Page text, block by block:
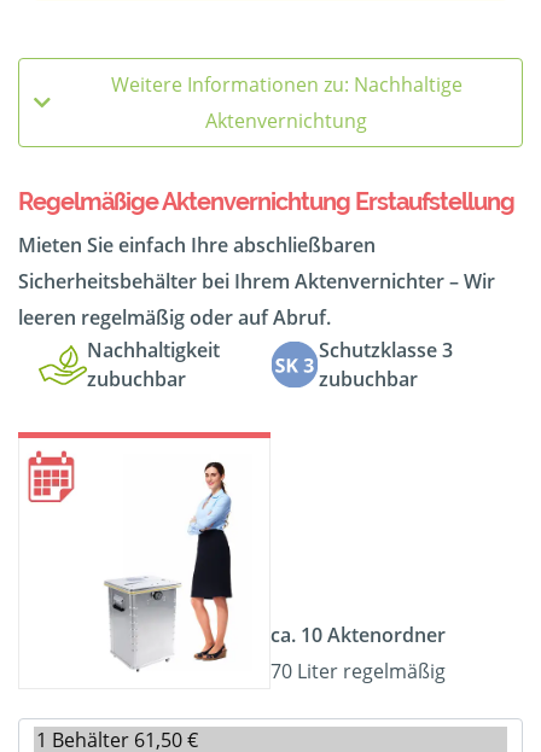
Weitere Informationen zu: Nachhaltige
Aktenvernichtung
Regelmäßige Aktenvernichtung Erstaufstellung
Mieten Sie einfach Ihre abschließbaren
Sicherheitsbehälter bei Ihrem Aktenvernichter – Wir
leeren regelmäßig oder auf Abruf.
Nachhaltigkeit
zubuchbar
Schutzklasse 3
zubuchbar
ca. 10 Aktenordner
70 Liter regelmäßig